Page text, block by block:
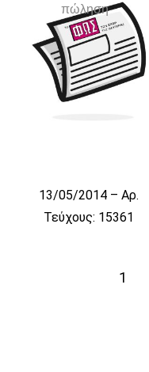
πώληση
13/05/2014 – Αρ.
Τεύχους: 15361
1